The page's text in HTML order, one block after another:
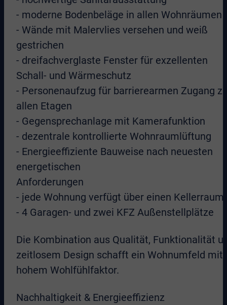
- moderne Bodenbeläge in allen Wohnräumen
- Wände mit Malervlies versehen und weiß
gestrichen
- dreifachverglaste Fenster für exzellenten
Schall- und Wärmeschutz
- Personenaufzug für barrierearmen Zugang
allen Etagen
- Gegensprechanlage mit Kamerafunktion
- dezentrale kontrollierte Wohnraumlüftung
- Energieeffiziente Bauweise nach neuesten
energetischen
Anforderungen
- jede Wohnung verfügt über einen Kellerraum
- 4 Garagen- und zwei KFZ Außenstellplätze
Die Kombination aus Qualität, Funktionalität
zeitlosem Design schafft ein Wohnumfeld mit
hohem Wohlfühlfaktor.
Nachhaltigkeit & Energieeffizienz